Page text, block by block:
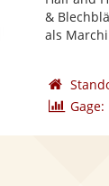
&
als
Gage: